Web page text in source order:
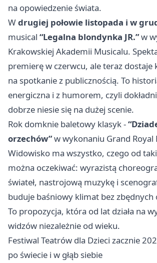
na opowiedzenie świata.
Wdrugiej połowie listopada i w
musical “Legalna blondynka JR.”w
Krakowskiej Akademii Musicalu.
premierę w czerwcu, ale teraz dostaje
na spotkanie z publicznością. To
energiczna i z humorem, czyli
dobrze niesie się na dużej scenie.
Rok domknie baletowy klasyk -
orzechów”w wykonaniu Grand Royal
Widowisko ma wszystko, czego od
można oczekiwać: wyrazistą
świateł, nastrojową muzykę i
buduje baśniowy klimat bez
To propozycja, która od lat działa na
widzów niezależnie od wieku.
Festiwal Teatrów dla Dzieci zacznie
po świecie i w głąb siebie